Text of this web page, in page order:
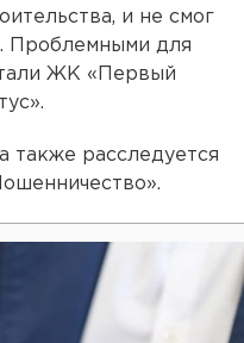
и не смог
Проблемными для
ЖК «Первый
также расследуется